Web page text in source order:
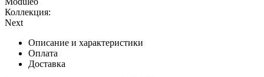
Коллекция:
Next
Описание и характеристики
Оплата
Доставка